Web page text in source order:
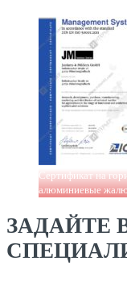
Сертификат на
алюминиевые
ЗАДАЙТЕ